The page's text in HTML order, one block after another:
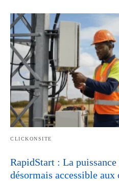
CLICKONSITE
RapidStart : La
désormais accessible aux